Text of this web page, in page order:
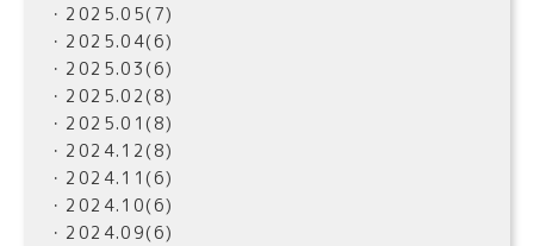
・2025.05(7)
・2025.04(6)
・2025.03(6)
・2025.02(8)
・2025.01(8)
・2024.12(8)
・2024.11(6)
・2024.10(6)
・2024.09(6)